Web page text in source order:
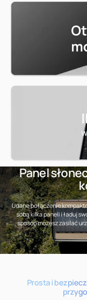
Panel
Udane połączenie
sobą kilka paneli i ładuj
sposób możesz zasilać
Prosta i